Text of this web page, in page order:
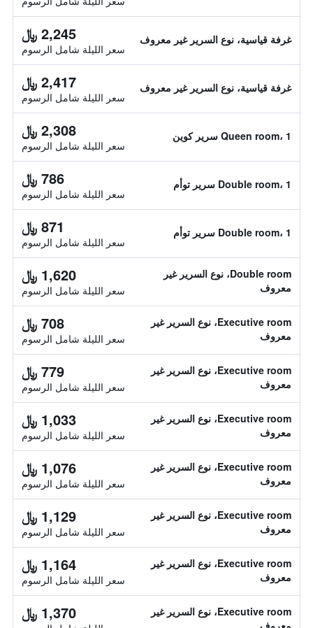
غرفة قياسية، نوع السرير غير معروف 2,245 ﷼
سعر الليلة شامل الرسوم
غرفة قياسية، نوع السرير غير معروف 2,417 ﷼
سعر الليلة شامل الرسوم
Queen room، 1 سرير كوين 2,308 ﷼
سعر الليلة شامل الرسوم
Double room، 1 سرير توأم 786 ﷼
سعر الليلة شامل الرسوم
Double room، 1 سرير توأم 871 ﷼
سعر الليلة شامل الرسوم
Double room، نوع السرير غير
معروف
1,620 ﷼
سعر الليلة شامل الرسوم
Executive room، نوع السرير غير
معروف
708 ﷼
سعر الليلة شامل الرسوم
Executive room، نوع السرير غير
معروف
779 ﷼
سعر الليلة شامل الرسوم
Executive room، نوع السرير غير
معروف
1,033 ﷼
سعر الليلة شامل الرسوم
Executive room، نوع السرير غير
معروف
1,076 ﷼
سعر الليلة شامل الرسوم
Executive room، نوع السرير غير
معروف
1,129 ﷼
سعر الليلة شامل الرسوم
Executive room، نوع السرير غير
معروف
1,164 ﷼
سعر الليلة شامل الرسوم
Executive room، نوع السرير غير
معروف
1,370 ﷼